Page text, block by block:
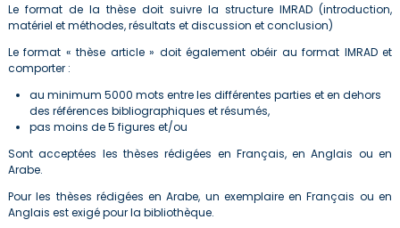
Le format de la thèse doit suivre la structure IMRAD (introduction,
matériel et méthodes, résultats et discussion et conclusion)
Le format « thèse article » doit également obéir au format IMRAD et
comporter :
au minimum 5000 mots entre les différentes parties et en dehors
des références bibliographiques et résumés,
pas moins de 5 figures et/ou
Sont acceptées les thèses rédigées en Français, en Anglais ou en
Arabe.
Pour les thèses rédigées en Arabe, un exemplaire en Français ou en
Anglais est exigé pour la bibliothèque.